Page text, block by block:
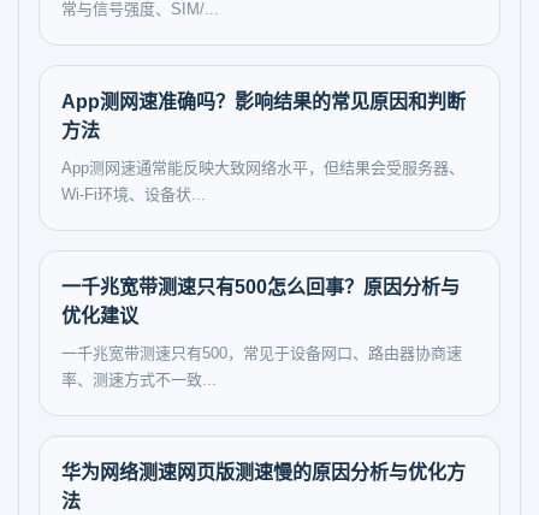
常与信号强度、SIM/...
App测网速准确吗？影响结果的常见原因和判断
方法
App测网速通常能反映大致网络水平，但结果会受服务器、
Wi‑Fi环境、设备状...
一千兆宽带测速只有500怎么回事？原因分析与
优化建议
一千兆宽带测速只有500，常见于设备网口、路由器协商速
率、测速方式不一致...
华为网络测速网页版测速慢的原因分析与优化方
法